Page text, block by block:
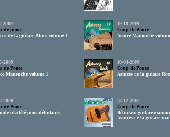
2009
de pouce
de la guitare Blues volume I
19-10-2009
Coup de Pouce
Astuce Manouche
2009
de Pouce
Manouche volume 1
10-04-2009
Coup de Pouce
Astuces de la guitare
2008
de Pouce
ukulélé pour débutants
28-12-2007
Coup de Pouce
Débutant guitare
Astuces de la guitare